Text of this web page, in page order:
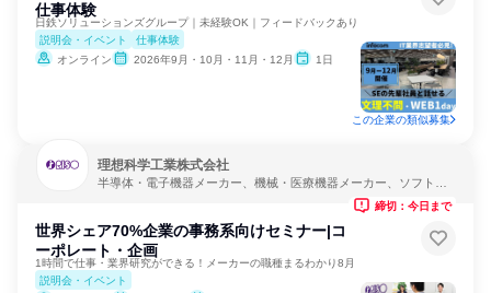
仕事体験
日鉄ソリューションズグループ｜未経験OK｜フィードバックあり
説明会・イベント
仕事体験
オンライン
2026年9月・10月・11月・12月 1日
この企業の類似募集
理想科学工業株式会社
半導体・電子機器メーカー、機械・医療機器メーカー、ソフトウ
世界シェア70%企業の事務系向けセミナー|コ
ーポレート・企画
1時間で仕事・業界研究ができる！メーカーの職種まるわかり8月
説明会・イベント
締切：今日まで